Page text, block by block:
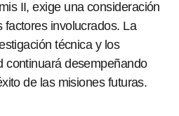
II, exige una consideración
factores involucrados. La
técnica y los
continuará desempeñando
de las misiones futuras.